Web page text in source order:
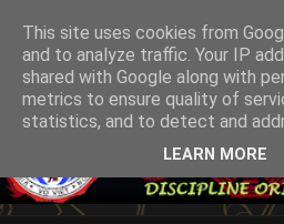
This site uses cookies from
and to analyze traffic. Your IP
shared with Google along with
metrics to ensure quality of
statistics, and to detect and
LEARN MORE